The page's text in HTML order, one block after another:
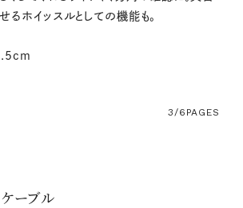
るホイッスルとしての機能も。
3/6 PAGES
ーブル